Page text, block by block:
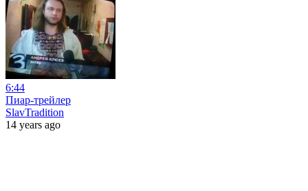
6:44
Пиар-трейлер
SlavTradition
14 years ago